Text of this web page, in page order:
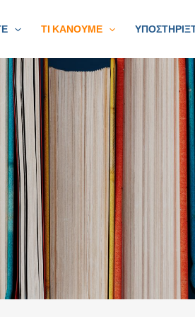
ΤΙ ΚΑΝΟΥΜΕ